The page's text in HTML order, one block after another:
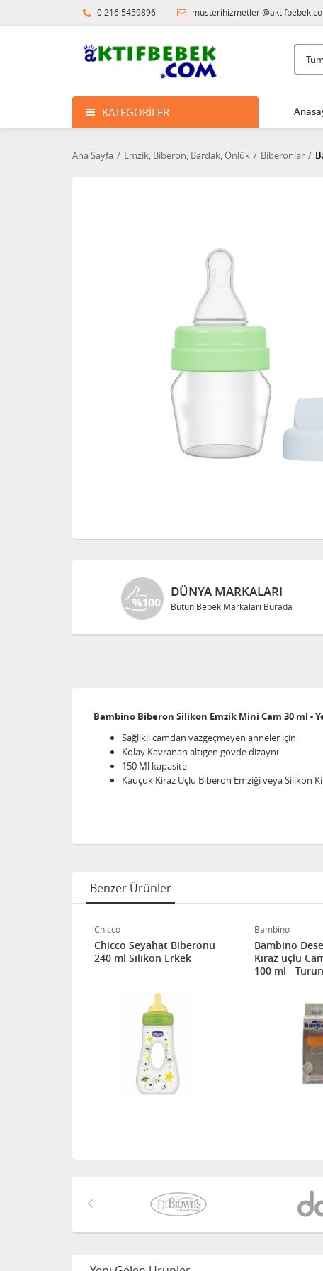
0 216 5459896
KATEGORILER
Ana Sayfa Emzik, Biberon, Bardak, Önlük Biberonlar
DÜNYA MARKALARI
Bütün Bebek Markaları Burada
Bambino Biberon Silikon Emzik Mini Cam 30 ml -
Sağlıklı camdan vazgeçmeyen anneler için
Kolay Kavranan altıgen gövde dizaynı
150 Ml kapasite
Kauçuk Kiraz Uçlu Biberon Emziği veya Silikon
Benzer Ürünler
Chicco
Chicco Seyahat Biberonu
240 ml Silikon Erkek
Bambino
Bambino
Kiraz uçlu
100 ml -